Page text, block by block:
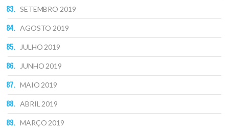
SETEMBRO 2019
AGOSTO 2019
JULHO 2019
JUNHO 2019
MAIO 2019
ABRIL 2019
MARÇO 2019